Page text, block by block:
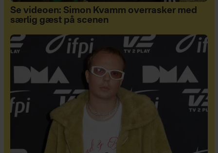
Se videoen: Simon Kvamm overrasker med
særlig gæst på scenen